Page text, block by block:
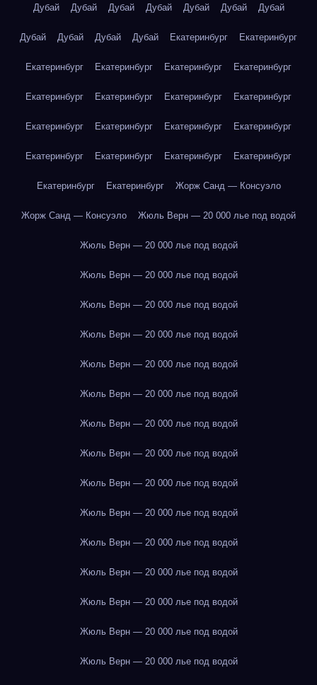
Дубай Дубай Дубай Дубай Дубай Дубай Дубай
Дубай Дубай Дубай Дубай Екатеринбург Екатеринбург
Екатеринбург Екатеринбург Екатеринбург Екатеринбург
Екатеринбург Екатеринбург Екатеринбург Екатеринбург
Екатеринбург Екатеринбург Екатеринбург Екатеринбург
Екатеринбург Екатеринбург Екатеринбург Екатеринбург
Екатеринбург Екатеринбург Жорж Санд — Консуэло
Жорж Санд — Консуэло Жюль Верн — 20 000 лье под водой
Жюль Верн — 20 000 лье под водой
Жюль Верн — 20 000 лье под водой
Жюль Верн — 20 000 лье под водой
Жюль Верн — 20 000 лье под водой
Жюль Верн — 20 000 лье под водой
Жюль Верн — 20 000 лье под водой
Жюль Верн — 20 000 лье под водой
Жюль Верн — 20 000 лье под водой
Жюль Верн — 20 000 лье под водой
Жюль Верн — 20 000 лье под водой
Жюль Верн — 20 000 лье под водой
Жюль Верн — 20 000 лье под водой
Жюль Верн — 20 000 лье под водой
Жюль Верн — 20 000 лье под водой
Жюль Верн — 20 000 лье под водой